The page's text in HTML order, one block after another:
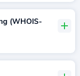
(WHOIS-